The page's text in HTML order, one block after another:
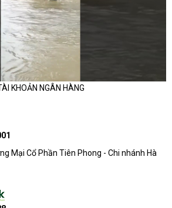
KHOẢN NGÂN HÀNG
Mại Cổ Phần Tiên Phong - Chi nhánh Hà